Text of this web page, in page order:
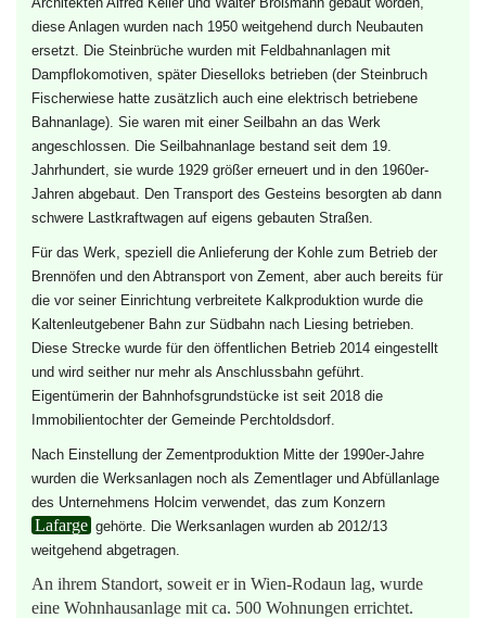
diese Anlagen wurden nach 1950 weitgehend durch Neubauten
ersetzt. Die Steinbrüche wurden mit Feldbahnanlagen mit
Dampflokomotiven, später Dieselloks betrieben (der Steinbruch
Fischerwiese hatte zusätzlich auch eine elektrisch betriebene
Bahnanlage). Sie waren mit einer Seilbahn an das Werk
angeschlossen. Die Seilbahnanlage bestand seit dem 19.
Jahrhundert, sie wurde 1929 größer erneuert und in den 1960er-
Jahren abgebaut. Den Transport des Gesteins besorgten ab dann
schwere Lastkraftwagen auf eigens gebauten Straßen.
Für das Werk, speziell die Anlieferung der Kohle zum Betrieb der
Brennöfen und den Abtransport von Zement, aber auch bereits für
die vor seiner Einrichtung verbreitete Kalkproduktion wurde die
Kaltenleutgebener Bahn zur Südbahn nach Liesing betrieben.
Diese Strecke wurde für den öffentlichen Betrieb 2014 eingestellt
und wird seither nur mehr als Anschlussbahn geführt.
Eigentümerin der Bahnhofsgrundstücke ist seit 2018 die
Immobilientochter der Gemeinde Perchtoldsdorf.
Nach Einstellung der Zementproduktion Mitte der 1990er-Jahre
wurden die Werksanlagen noch als Zementlager und Abfüllanlage
des Unternehmens Holcim verwendet, das zum Konzern
Lafarge gehörte. Die Werksanlagen wurden ab 2012/13
weitgehend abgetragen.
An ihrem Standort, soweit er in Wien-Rodaun lag, wurde
eine Wohnhausanlage mit ca. 500 Wohnungen errichtet.